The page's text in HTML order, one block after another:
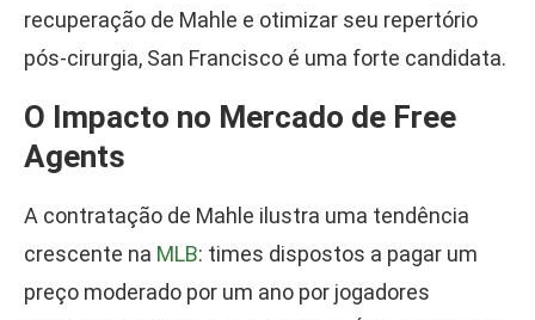
recuperação de Mahle e otimizar seu repertório
pós-cirurgia, San Francisco é uma forte candidata.
O Impacto no Mercado de Free
Agents
A contratação de Mahle ilustra uma tendência
crescente na MLB: times dispostos a pagar um
preço moderado por um ano por jogadores